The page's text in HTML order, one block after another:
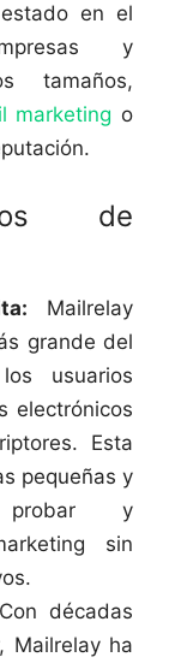
en el
y
tamaños,
marketing o
de
Mailrelay
grande del
usuarios
electrónicos
Esta
pequeñas y
probar y
sin
Con décadas
Mailrelay ha